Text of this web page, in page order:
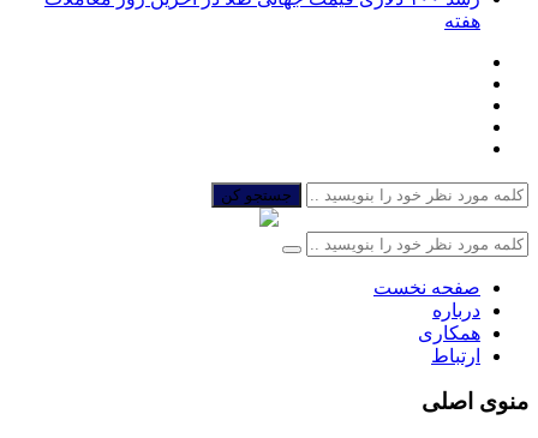
هفته
جستجو کن
صفحه نخست
درباره
همکاری
ارتباط
منوی اصلی